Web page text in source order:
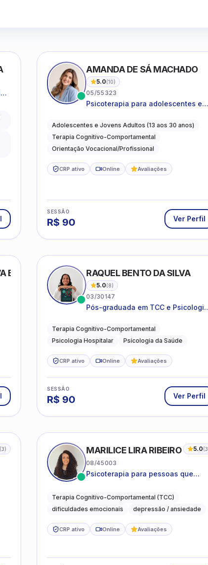
AMANDA DE SÁ MACHADO
5.0(10)
05/55323
Psicoterapia para adolescentes e
ansiedade, autoestima, relações e
orientação profissional
Adolescentes e Jovens Adultos (13 aos 30 anos)
Terapia Cognitivo-Comportamental
Orientação Vocacional/Profissional
CRP ativo Online Avaliações
SESSÃO
R$ 90 Ver Perfil
BIONDI RAQUEL BENTO DA SILVA
5.0(8)
03/30147
Pós-graduada em TCC e Psicologia
Terapia Cognitivo-Comportamental
Psicologia Hospitalar
Psicologia da Saúde
CRP ativo Online Avaliações
SESSÃO
R$ 90 Ver Perfil
(3) MARILICE LIRA RIBEIRO 5.0(3
08/45003
Psicoterapia para pessoas que
lidar com as dificuldades do dia a
dia
Terapia Cognitivo-Comportamental (TCC)
dificuldades emocionais
depressão / ansiedade
CRP ativo Online Avaliações